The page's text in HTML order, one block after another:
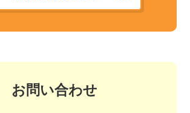
お問い合わせ